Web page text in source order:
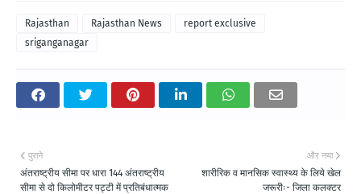
Rajasthan Rajasthan News
report exclusive
sriganganagar
और नया
शारीरिक व मानसिक स्वास्थ्य के लिये खेल
जरूरीः- जिला कलक्टर
पुराने
अंतराष्ट्रीय सीमा पर धारा 144 अंतराष्ट्रीय
सीमा से दो किलोमीटर पट्टी में प्रतिबंधात्मक